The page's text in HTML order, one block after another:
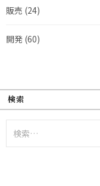
販売 (24)
開発 (60)
検索
索: